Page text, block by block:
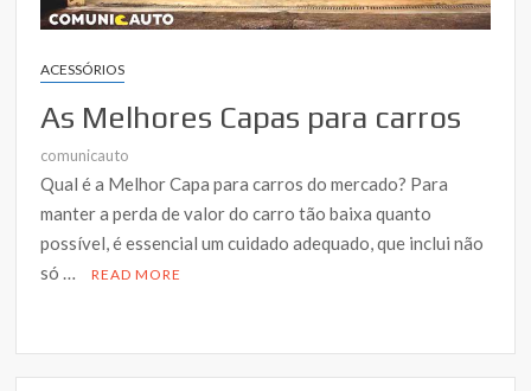
ACESSÓRIOS
As Melhores Capas para carros
comunicauto
Qual é a Melhor Capa para carros do mercado? Para
manter a perda de valor do carro tão baixa quanto
possível, é essencial um cuidado adequado, que inclui não
só …
READ MORE